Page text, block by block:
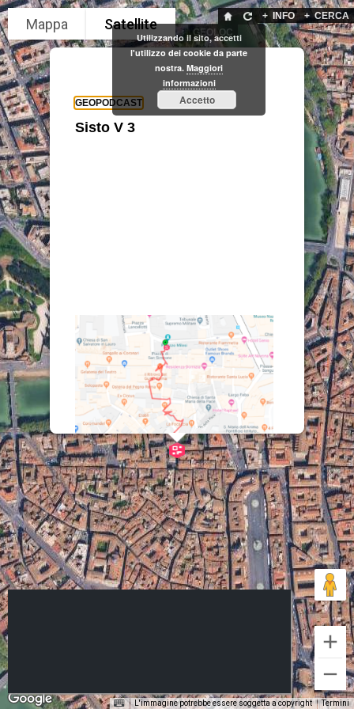
+CERCA
+ INFO
GEOLOC
Utilizzando il sito, accetti
l'utilizzo dei cookie da parte
nostra. Maggiori
informazioni
Accetto